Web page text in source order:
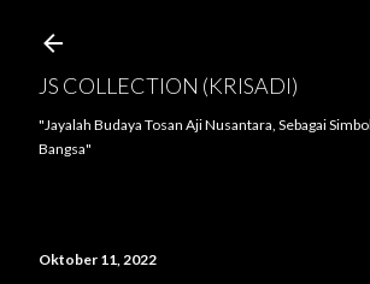
JS COLLECTION (KRISADI)
"Jayalah Budaya Tosan Aji Nusantara, Sebagai
Bangsa"
Oktober 11, 2022